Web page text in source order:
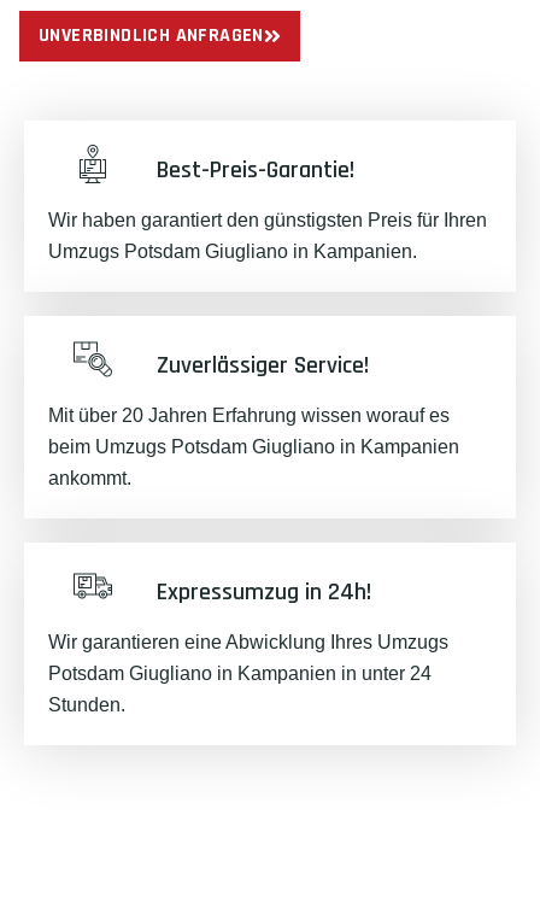
UNVERBINDLICH ANFRAGEN
Best-Preis-Garantie!
Wir haben garantiert den günstigsten Preis für Ihren
Umzugs Potsdam Giugliano in Kampanien.
Zuverlässiger Service!
Mit über 20 Jahren Erfahrung wissen worauf es
beim Umzugs Potsdam Giugliano in Kampanien
ankommt.
Expressumzug in 24h!
Wir garantieren eine Abwicklung Ihres Umzugs
Potsdam Giugliano in Kampanien in unter 24
Stunden.